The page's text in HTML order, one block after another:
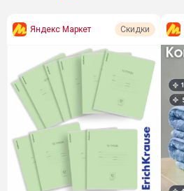
Яндекс Маркет Скидки